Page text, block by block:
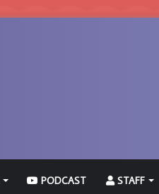
PODCAST STAFF